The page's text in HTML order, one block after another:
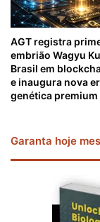
AGT registra
embrião Wagyu
Brasil em
e inaugura nova
genética premium
Garanta hoje